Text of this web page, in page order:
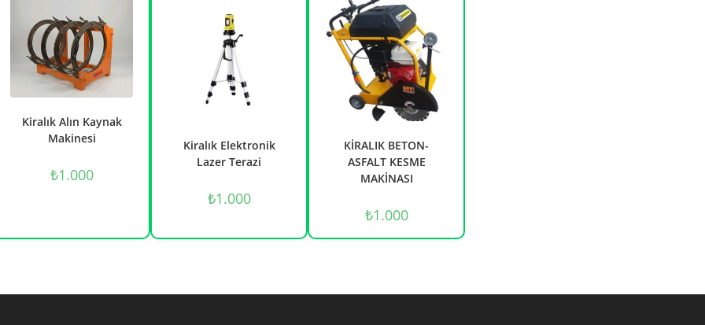
Kiralık Alın Kaynak
Makinesi
₺1.000
Kiralık Elektronik
Lazer Terazi
₺1.000
KİRALIK BETON-
ASFALT KESME
MAKİNASI
₺1.000